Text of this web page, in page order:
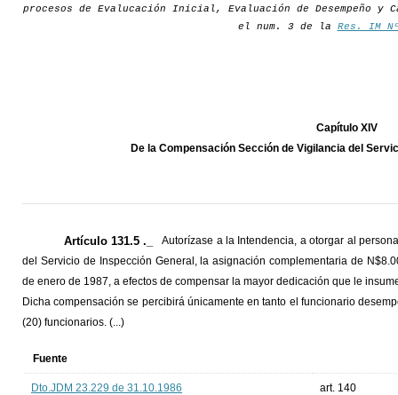
procesos de Evalucación Inicial, Evaluación de Desempeño
el num. 3 de la Res. IM
Capítulo XIV
De la Compensación Sección de Vigilancia del
Artículo 131.5 ._
Autorízase a la Intendencia, a otorgar al
del Servicio de Inspección General, la asignación complementaria de
de enero de 1987, a efectos de compensar la mayor dedicación que le
Dicha compensación se percibirá únicamente en tanto el funcionario
(20) funcionarios. (...)
Fuente
Dto.JDM 23.229 de 31.10.1986 art. 140